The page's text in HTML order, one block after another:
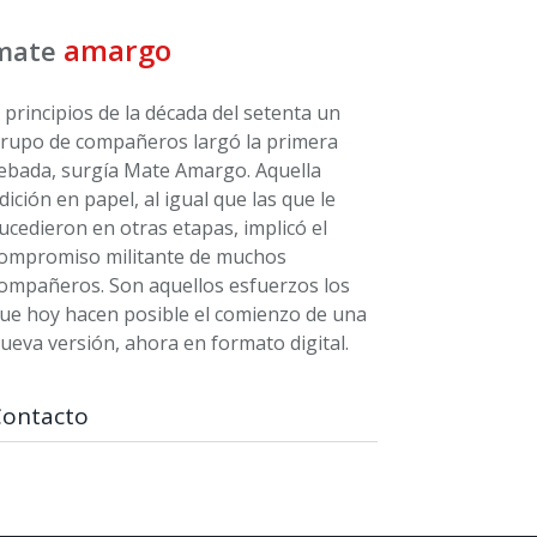
amargo
principios de la década del setenta un
de compañeros largó la primera
surgía Mate Amargo. Aquella
en papel, al igual que las que le
en otras etapas, implicó el
militante de muchos
Son aquellos esfuerzos los
hoy hacen posible el comienzo de una
versión, ahora en formato digital.